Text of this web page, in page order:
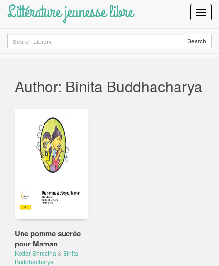
Littérature jeunesse libre
Search Search
Author: Binita Buddhacharya
Une pomme sucrée
pour Maman
Kedar Shrestha & Binita
Buddhacharya